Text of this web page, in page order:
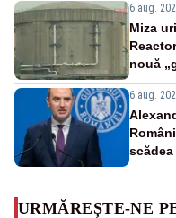
6 aug.
Miza
nouă
6 aug.
scădea
URMĂREȘTE-NE